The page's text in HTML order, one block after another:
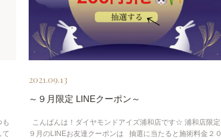
て
2021.09.13
～９月限定 LINEクーポン～
こんばんは！ダイヤモンドアイズ浦和店です☆ 浦和店限定
９月のLINEお友達クーポンは 抽選に当たると施術料金２０